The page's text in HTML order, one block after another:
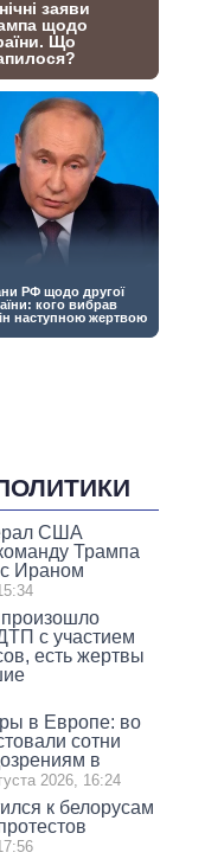
США
Трампа
с Ираном
с участием
есть жертвы
в Европе: во
сотни
в
2026, 16:24
к белорусам